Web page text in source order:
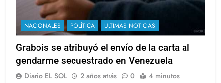
NACIONALES POLÍTICA ULTIMAS NOTICIAS
Grabois se atribuyó el envío de la carta al
gendarme secuestrado en Venezuela
Diario EL SOL 2 años atrás 0 4 minutos